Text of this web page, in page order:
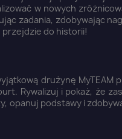
w nowych
zadania, zdobywając
przejdzie do historii!
drużynę MyTEAM
Rywalizuj i pokaż, że
podstawy i